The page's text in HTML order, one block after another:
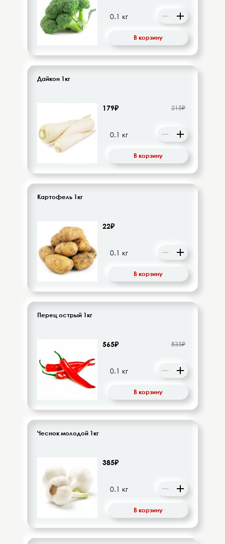
Десерты, напитки молочные
Диетическое питание
Восточная кухня
Кофе и кофейные напитки
Напитки безалкогольные
Овощи-фрукты
Корма для животных
Сопутствующие товары
В корзину
Дайкон 1кг
179₽ 215₽
В корзину
Картофель 1кг
22₽
В корзину
Перец острый 1кг
565₽ 835₽
В корзину
Чеснок молодой 1кг
385₽
В корзину